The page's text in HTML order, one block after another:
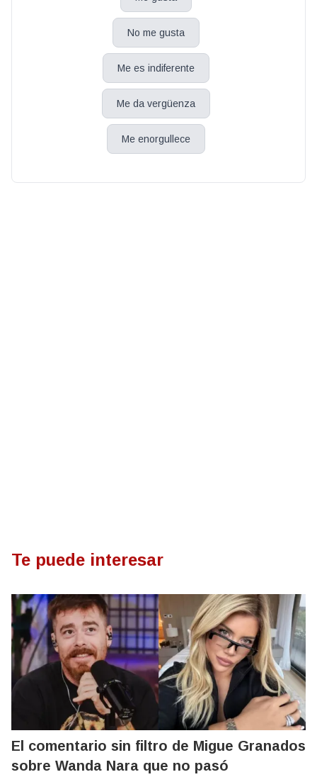
No me gusta
Me es indiferente
Me da vergüenza
Me enorgullece
Te puede interesar
El comentario sin filtro de Migue Granados
sobre Wanda Nara que no pasó